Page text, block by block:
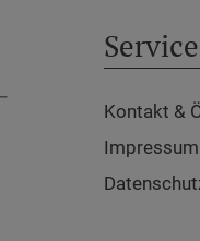
Service
Kontakt &
Impressum